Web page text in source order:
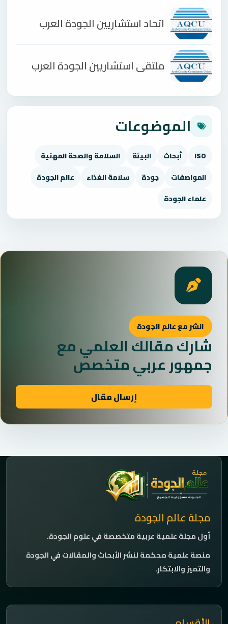
اتحاد استشاريين الجودة العرب
ملتقى استشاريين الجودة العرب
الموضوعات
ISO أبحاث البيئة
السلامة والصحة المهنية
المواصفات
جودة سلامة الغذاء
عالم الجودة
علماء الجودة
انشر مع عالم الجودة
شارك مقالك العلمي مع
جمهور عربي متخصص
إرسال مقال
مجلة عالم الجودة
أول مجلة علمية عربية متخصصة في علوم الجودة.
منصة علمية محكمة لنشر الأبحاث والمقالات في الجودة
والتميز والابتكار.